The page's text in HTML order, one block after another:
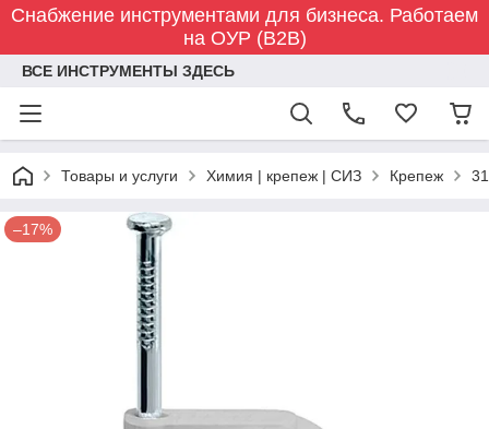
Снабжение инструментами для бизнеса. Работаем
на ОУР (B2B)
ВСЕ ИНСТРУМЕНТЫ ЗДЕСЬ
Товары и услуги Химия | крепеж | СИЗ Крепеж
–17%